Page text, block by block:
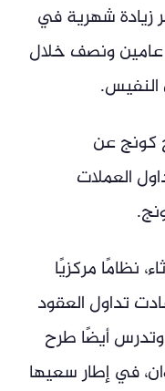
زيادة شهرية في
عامين ونصف خلال
النفيس.
كونج عن
العملات
نظامًا مركزيًا
تداول العقود
وتدرس أيضًا طرح
في إطار سعيها